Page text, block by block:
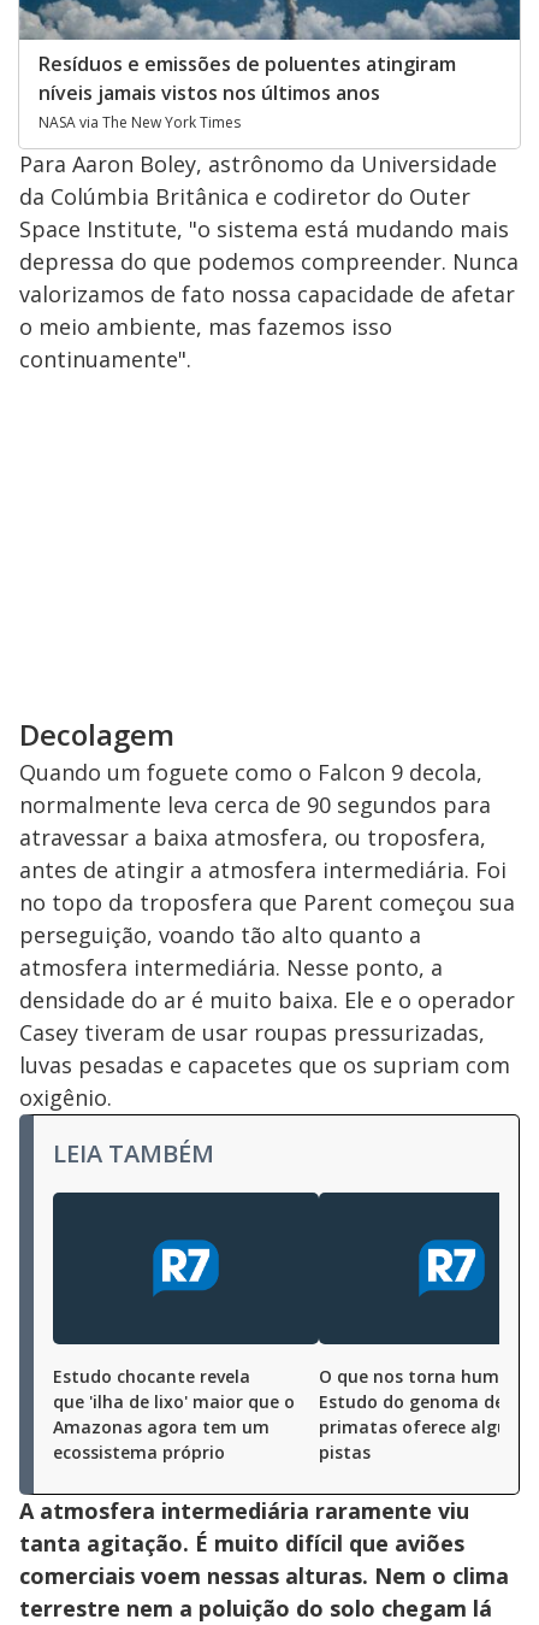
Resíduos e emissões de poluentes atingiram
níveis jamais vistos nos últimos anos
NASA via The New York Times
Para Aaron Boley, astrônomo da Universidade
da Colúmbia Britânica e codiretor do Outer
Space Institute, "o sistema está mudando mais
depressa do que podemos compreender. Nunca
valorizamos de fato nossa capacidade de afetar
o meio ambiente, mas fazemos isso
continuamente".
Decolagem
Quando um foguete como o Falcon 9 decola,
normalmente leva cerca de 90 segundos para
atravessar a baixa atmosfera, ou troposfera,
antes de atingir a atmosfera intermediária. Foi
no topo da troposfera que Parent começou sua
perseguição, voando tão alto quanto a
atmosfera intermediária. Nesse ponto, a
densidade do ar é muito baixa. Ele e o operador
Casey tiveram de usar roupas pressurizadas,
luvas pesadas e capacetes que os supriam com
oxigênio.
LEIA TAMBÉM
Estudo chocante revela
que 'ilha de lixo' maior que o
Amazonas agora tem um
ecossistema próprio
O que nos torna
Estudo do genoma de
primatas oferece
pistas
A atmosfera intermediária raramente viu
tanta agitação. É muito difícil que aviões
comerciais voem nessas alturas. Nem o clima
terrestre nem a poluição do solo chegam lá